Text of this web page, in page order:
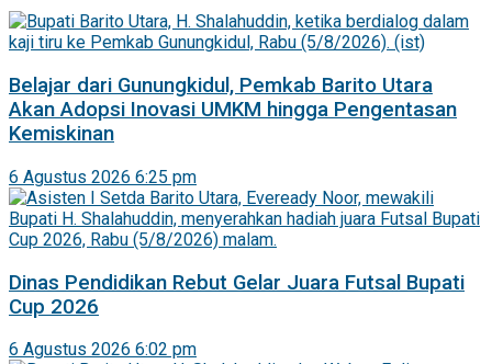
Belajar dari Gunungkidul, Pemkab Barito Utara
Akan Adopsi Inovasi UMKM hingga Pengentasan
Kemiskinan
6 Agustus 2026 6:25 pm
Dinas Pendidikan Rebut Gelar Juara Futsal Bupati
Cup 2026
6 Agustus 2026 6:02 pm